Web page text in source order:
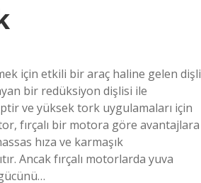
için etkili bir araç haline gelen dişli
bir redüksiyon dişlisi ile
ve yüksek tork uygulamaları için
fırçalı bir motora göre avantajlara
hıza ve karmaşık
Ancak fırçalı motorlarda yuva